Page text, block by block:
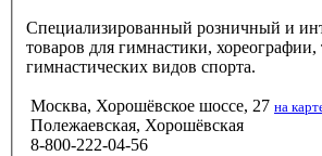
Специализированный розничный и
товаров для гимнастики,
гимнастических видов спорта.
Москва, Хорошёвское шоссе, 27 на
Полежаевская, Хорошёвская
8-800-222-04-56